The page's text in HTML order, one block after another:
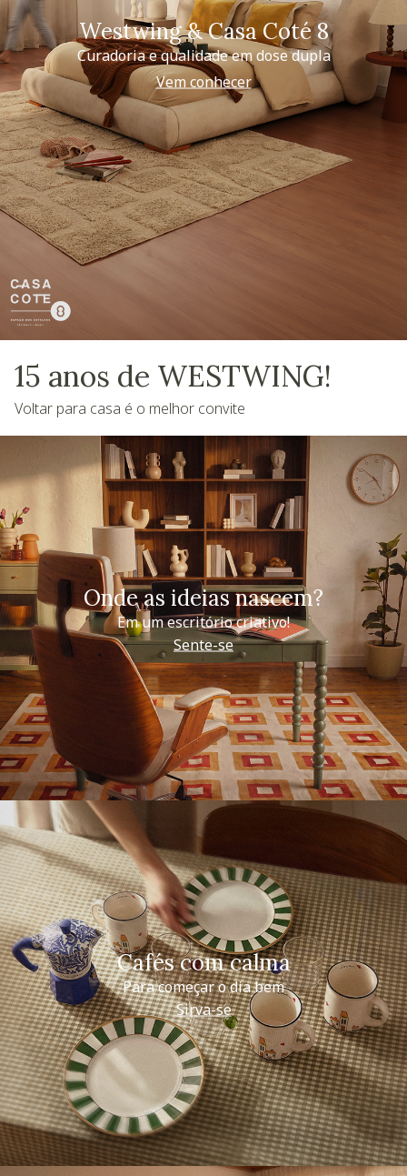
Westwing & Casa Coté 8
Curadoria e qualidade em dose dupla
Vem conhecer
15 anos de WESTWING!
Voltar para casa é o melhor convite
Onde as ideias nascem?
Em um escritório criativo!
Sente-se
Cafés com calma
Para começar o dia bem
Sirva-se